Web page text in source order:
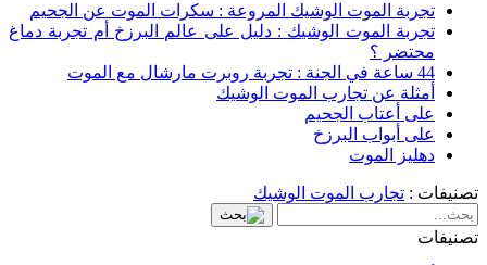
تجربة الموت الوشيك المروعة : سكرات الموت عن الجحيم
تجربة الموت الوشيك : دليل على عالم البرزخ أم تجربة دماغ
محتضر ؟
44 ساعة في الجنة : تجربة روبرت مارشال مع الموت
أمثلة عن تجارب الموت الوشيك
على أعتاب الجحيم
على أبواب البرزخ
دهليز الموت
تصنيفات : تجارب الموت الوشيك
تصنيفات